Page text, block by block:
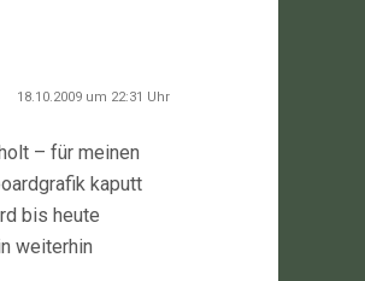
18.10.2009 um 22:31 Uhr
– für meinen
kaputt
bis heute
weiterhin